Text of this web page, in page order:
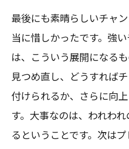
最後にも素晴らしいチャ
当に惜しかったです。強
は、こういう展開になる
見つめ直し、どうすれば
付けられるか、さらに向
す。大事なのは、われわ
るということです。次は